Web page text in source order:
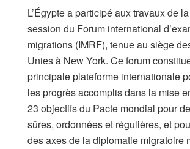
​L’Égypte a participé aux travaux de
session du Forum international
migrations (IMRF), tenue au siège
Unies à New York. Ce forum
principale plateforme internationale
les progrès accomplis dans la mise
23 objectifs du Pacte mondial pour
sûres, ordonnées et régulières, et
des axes de la diplomatie migratoire